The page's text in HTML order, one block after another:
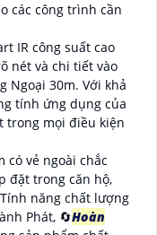
các công trình cần
IR công suất cao
nét và chi tiết vào
Ngoại 30m. Với khả
tính ứng dụng của
trong mọi điều kiện
có vẻ ngoài chắc
đặt trong căn hộ,
năng chất lượng
Phát, 🔄Hoàn